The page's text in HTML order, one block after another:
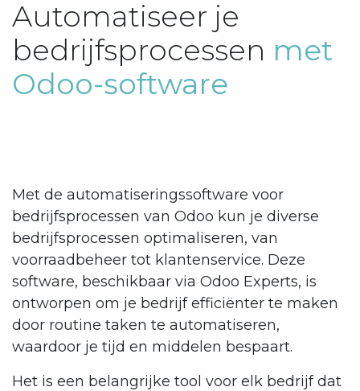
Automatiseer je
bedrijfsprocessen met
Odoo-software
Met de automatiseringssoftware voor
bedrijfsprocessen van Odoo kun je diverse
bedrijfsprocessen optimaliseren, van
voorraadbeheer tot klantenservice. Deze
software, beschikbaar via Odoo Experts, is
ontworpen om je bedrijf efficiënter te maken
door routine taken te automatiseren,
waardoor je tijd en middelen bespaart.
Het is een belangrijke tool voor elk bedrijf dat